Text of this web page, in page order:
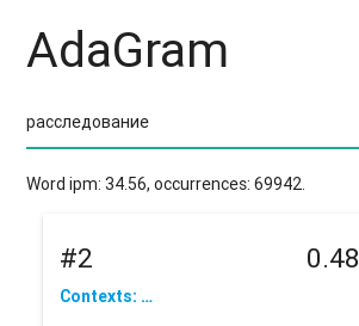
AdaGram
Word ipm: 34.56, occurrences: 69942.
#2 0.48
Contexts: …